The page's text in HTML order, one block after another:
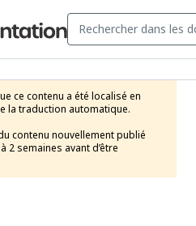
ce contenu a été localisé en
la traduction automatique.
contenu nouvellement publié
2 semaines avant d’être